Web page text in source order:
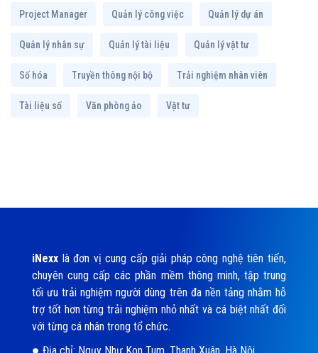
Project Manager Quản lý công việc Quản lý dự án
Quản lý nhân sự Quản lý tài liệu Quản lý vật tư
Số hóa Truyền thông nội bộ Trải nghiệm nhân viên
Tài liệu số Văn phòng ảo Vật tư
iNexx là đơn vị cung cấp giải pháp công nghệ tiên tiến,
chuyên cung cấp các phần mềm thông minh, tập trung
tối ưu trải nghiệm người dùng trên đa nền tảng nhằm hỗ
trợ tốt hơn từng trải nghiệm nhỏ nhất và cá biệt nhất đối
với từng cá nhân trong tổ chức.